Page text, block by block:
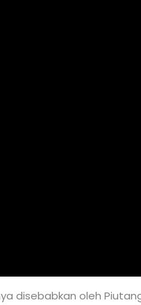
disebabkan oleh